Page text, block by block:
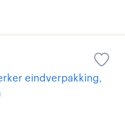
eindverpakking,